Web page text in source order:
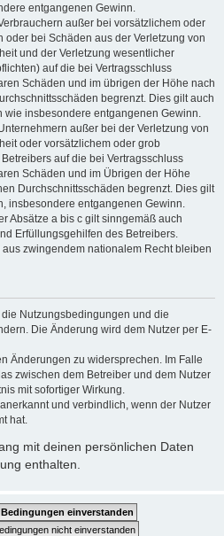
entgangenen Gewinn.
außer bei vorsätzlichem oder
oder bei Schäden aus der Verletzung von
und der Verletzung wesentlicher
auf die bei Vertragsschluss
Schäden und im übrigen der Höhe nach
begrenzt. Dies gilt auch
insbesondere entgangenen Gewinn.
außer bei der Verletzung von
oder vorsätzlichem oder grob
auf die bei Vertragsschluss
Schäden und im Übrigen der Höhe
Durchschnittsschäden begrenzt. Dies gilt
insbesondere entgangenen Gewinn.
Absätze a bis c gilt sinngemäß auch
Erfüllungsgehilfen des Betreibers.
zwingendem nationalem Recht bleiben
Nutzungsbedingungen und die
Die Änderung wird dem Nutzer per E-
Änderungen zu widersprechen. Im Falle
zwischen dem Betreiber und dem Nutzer
mit sofortiger Wirkung.
und verbindlich, wenn der Nutzer
hat.
mit deinen persönlichen Daten
enthalten.